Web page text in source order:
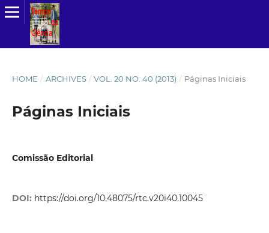
HOME / ARCHIVES / VOL. 20 NO. 40 (2013) / Páginas Iniciais
Páginas Iniciais
Comissão Editorial
DOI: https://doi.org/10.48075/rtc.v20i40.10045